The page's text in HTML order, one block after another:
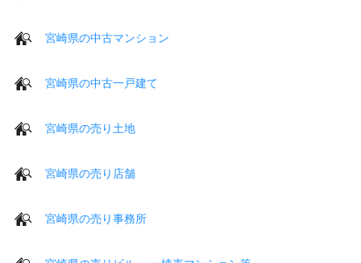
宮崎県の中古マンション
宮崎県の中古一戸建て
宮崎県の売り土地
宮崎県の売り店舗
宮崎県の売り事務所